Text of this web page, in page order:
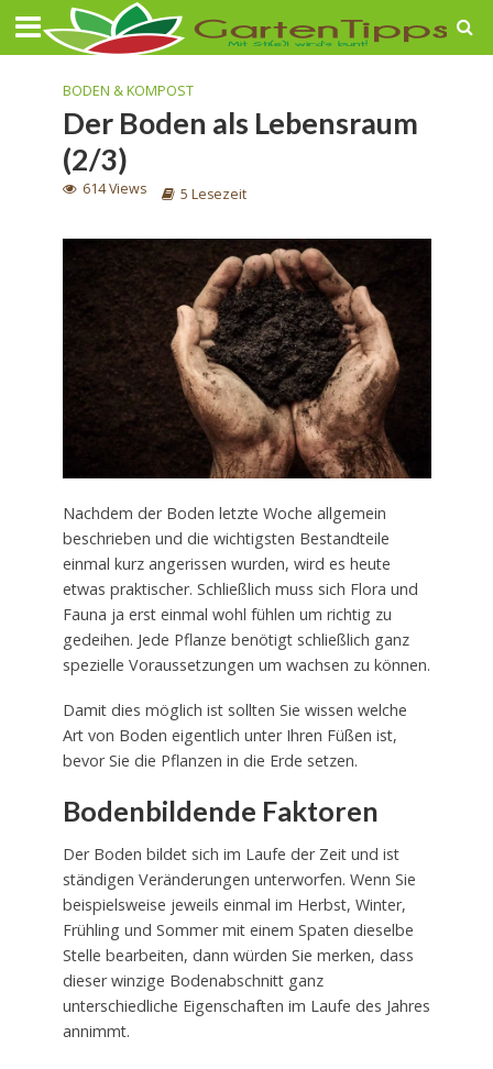
BODEN & KOMPOST
Der Boden als Lebensraum
(2/3)
614 Views 5 Lesezeit
Nachdem der Boden letzte Woche allgemein
beschrieben und die wichtigsten Bestandteile
einmal kurz angerissen wurden, wird es heute
etwas praktischer. Schließlich muss sich Flora und
Fauna ja erst einmal wohl fühlen um richtig zu
gedeihen. Jede Pflanze benötigt schließlich ganz
spezielle Voraussetzungen um wachsen zu können.
Damit dies möglich ist sollten Sie wissen welche
Art von Boden eigentlich unter Ihren Füßen ist,
bevor Sie die Pflanzen in die Erde setzen.
Bodenbildende Faktoren
Der Boden bildet sich im Laufe der Zeit und ist
ständigen Veränderungen unterworfen. Wenn Sie
beispielsweise jeweils einmal im Herbst, Winter,
Frühling und Sommer mit einem Spaten dieselbe
Stelle bearbeiten, dann würden Sie merken, dass
dieser winzige Bodenabschnitt ganz
unterschiedliche Eigenschaften im Laufe des Jahres
annimmt.